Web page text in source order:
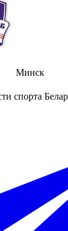
Минск
спорта